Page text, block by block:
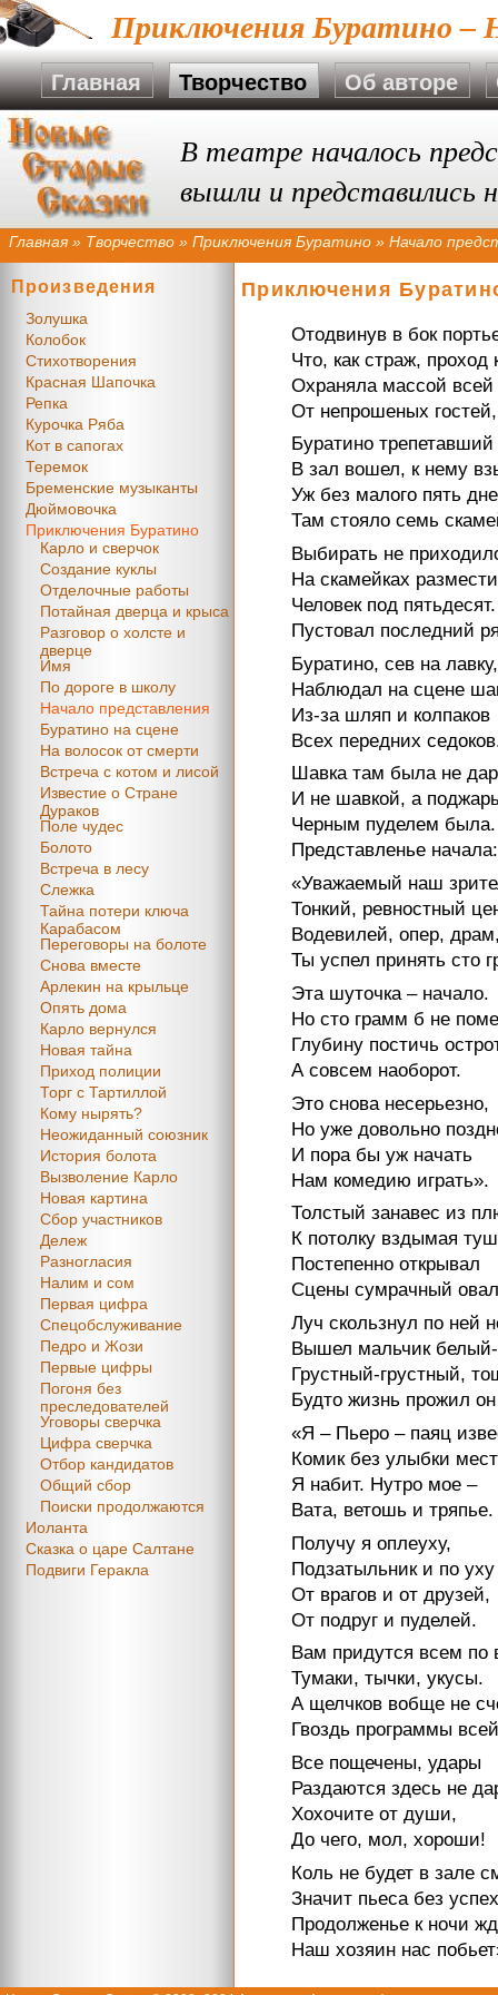
Приключения Буратино –
Главная Творчество Об авторе
В театре началось
вышли и представились
Главная » Творчество » Приключения Буратино » Начало
Приключения
Отодвинув в бок
Что, как страж, проход
Охраняла массой всей
От непрошеных гостей,
Буратино трепетавший
В зал вошел, к нему
Уж без малого пять
Там стояло семь
Выбирать не
На скамейках
Человек под пятьдесят.
Пустовал последний
Буратино, сев на лавку,
Наблюдал на сцене
Из-за шляп и колпаков
Всех передних
Шавка там была не
И не шавкой, а
Черным пуделем была.
Представленье начала:
«Уважаемый наш
Тонкий, ревностный
Водевилей, опер,
Ты успел принять сто
Эта шуточка – начало.
Но сто грамм б не
Глубину постичь
А совсем наоборот.
Это снова несерьезно,
Но уже довольно
И пора бы уж начать
Нам комедию играть».
Толстый занавес из
К потолку вздымая
Постепенно открывал
Сцены сумрачный
Луч скользнул по ней
Вышел мальчик
Грустный-грустный,
Будто жизнь прожил
«Я – Пьеро – паяц
Комик без улыбки
Я набит. Нутро мое –
Вата, ветошь и тряпье.
Получу я оплеуху,
Подзатыльник и по уху
От врагов и от друзей,
От подруг и пуделей.
Вам придутся всем по
Тумаки, тычки, укусы.
А щелчков вобще не
Гвоздь программы
Все пощечены, удары
Раздаются здесь не
Хохочите от души,
До чего, мол, хороши!
Коль не будет в зале
Значит пьеса без
Продолженье к ночи
Наш хозяин нас
Произведения
Золушка
Колобок
Стихотворения
Красная Шапочка
Репка
Курочка Ряба
Кот в сапогах
Теремок
Бременские музыканты
Дюймовочка
Приключения Буратино
Карло и сверчок
Создание куклы
Отделочные работы
Потайная дверца и крыса
Разговор о холсте и
дверце
Имя
По дороге в школу
Начало представления
Буратино на сцене
На волосок от смерти
Встреча с котом и лисой
Известие о Стране
Дураков
Поле чудес
Болото
Встреча в лесу
Слежка
Тайна потери ключа
Карабасом
Переговоры на болоте
Снова вместе
Арлекин на крыльце
Опять дома
Карло вернулся
Новая тайна
Приход полиции
Торг с Тартиллой
Кому нырять?
Неожиданный союзник
История болота
Вызволение Карло
Новая картина
Сбор участников
Дележ
Разногласия
Налим и сом
Первая цифра
Спецобслуживание
Педро и Жози
Первые цифры
Погоня без
преследователей
Уговоры сверчка
Цифра сверчка
Отбор кандидатов
Общий сбор
Поиски продолжаются
Иоланта
Сказка о царе Салтане
Подвиги Геракла